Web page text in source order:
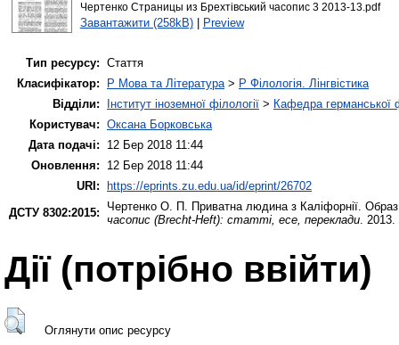
Чертенко Страницы из Брехтівський часопис 3 2013-13.pdf
Завантажити (258kB)| Preview
Тип ресурсу: Стаття
Класифікатор:
P Мова та Література> P Філологія. Лінгвістика
Відділи:
Інститут іноземної філології > Кафедра германської
Користувач: Оксана Борковська
Дата подачі:
12 Бер 2018 11:44
Оновлення:
12 Бер 2018 11:44
URI:
https://eprints.zu.edu.ua/id/eprint/26702
ДСТУ 8302:2015:
Чертенко О. П. Приватна людина з Каліфорнії.
часопис (Brecht-Heft): статті, есе, переклади.
Дії ​​(потрібно ввійти)
Оглянути опис ресурсу